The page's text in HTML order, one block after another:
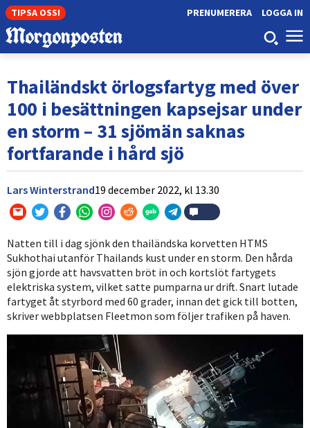
TIPSA OSS! LOGGA IN
PRENUMERERA
Thailändskt örlogsfartyg med över
100 i besättningen kapsejsar under
en storm – 31 sjömän saknas
fortfarande i hård sjö
Lars Winterstrand19 december 2022, kl 13.30
Natten till i dag sjönk den thailändska korvetten HTMS
Sukhothai utanför Thailands kust under en storm. Den hårda
sjön gjorde att havsvatten bröt in och kortslöt fartygets
elektriska system, vilket satte pumparna ur drift. Snart lutade
fartyget åt styrbord med 60 grader, innan det gick till botten,
skriver webbplatsen Fleetmon som följer trafiken på haven.